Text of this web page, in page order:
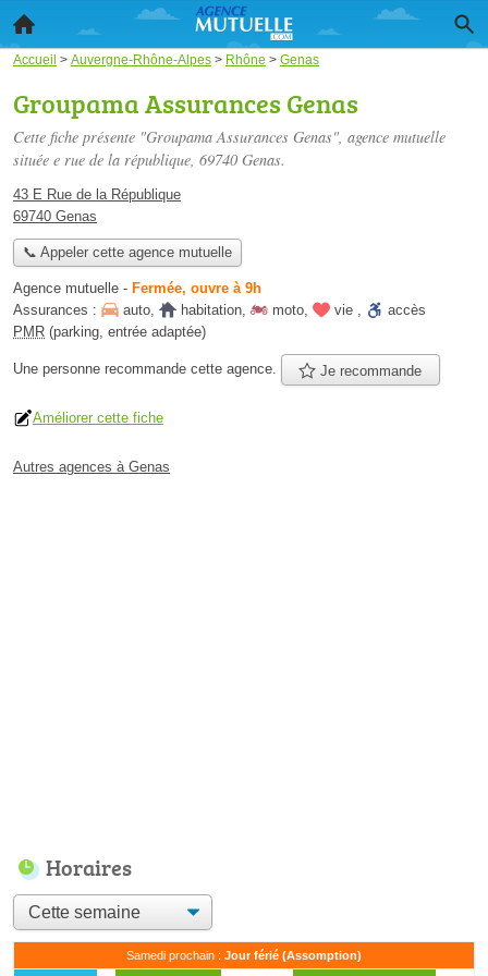
Accueil > Auvergne-Rhône-Alpes > Rhône > Genas
Groupama Assurances Genas
Cette fiche présente "Groupama Assurances Genas", agence mutuelle
située e rue de la république, 69740 Genas.
43 E Rue de la République
69740 Genas
📞 Appeler cette agence mutuelle
Agence mutuelle - Fermée, ouvre à 9h
Assurances :
auto, habitation, moto, vie ,
accès
PMR (parking, entrée adaptée)
Une personne recommande cette agence. Je recommande
Améliorer cette fiche
Autres agences à Genas
Horaires
Samedi prochain : Jour férié (Assomption)